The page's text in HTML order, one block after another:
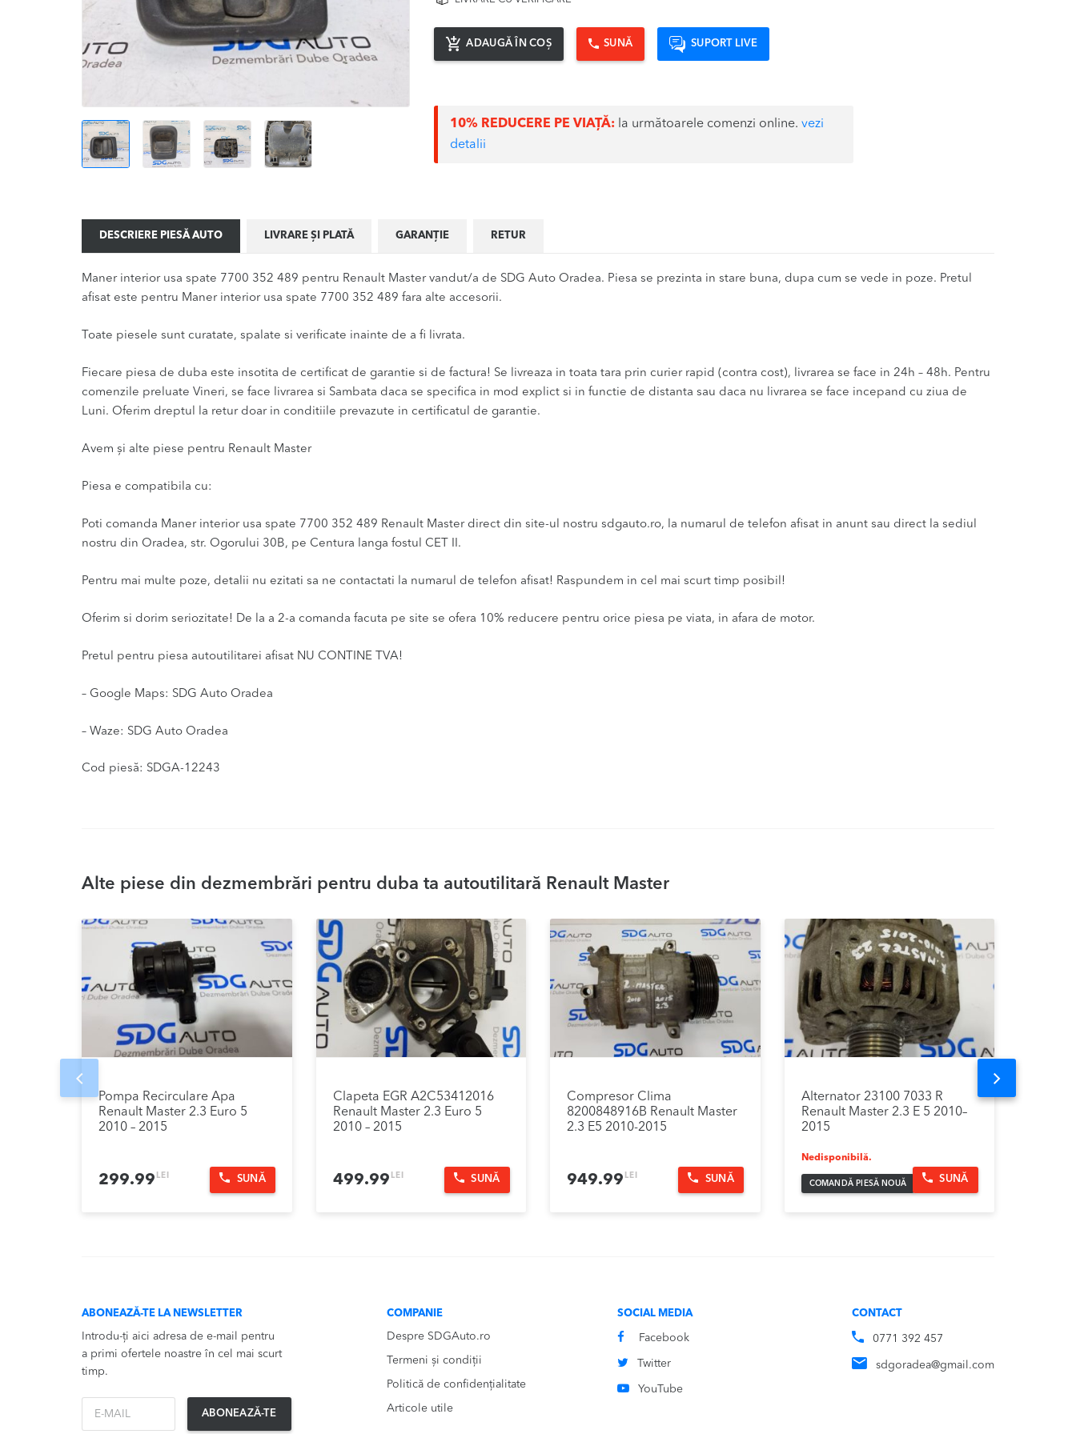
ADAUGĂ ÎN COȘ SUNĂ SUPORT LIVE
10% REDUCERE PE VIAȚĂ: la următoarele comenzi online.vezi
detalii
DESCRIERE PIESĂ AUTO LIVRARE ȘI PLATĂ GARANȚIE RETUR
Maner interior usa spate 7700 352 489 pentru Renault Master vandut/a de SDG Auto Oradea. Piesa se prezinta in stare buna, dupa cum se vede in poze. Pretul
afisat este pentru Maner interior usa spate 7700 352 489 fara alte accesorii.
Toate piesele sunt curatate, spalate si verificate inainte de a fi livrata.
Fiecare piesa de duba este insotita de certificat de garantie si de factura! Se livreaza in toata tara prin curier rapid (contra cost), livrarea se face in 24h – 48h. Pentru
comenzile preluate Vineri, se face livrarea si Sambata daca se specifica in mod explict si in functie de distanta sau daca nu livrarea se face incepand cu ziua de
Luni. Oferim dreptul la retur doar in conditiile prevazute in certificatul de garantie.
Avem și alte piese pentru Renault Master
Piesa e compatibila cu:
Poti comanda Maner interior usa spate 7700 352 489 Renault Master direct din site-ul nostru sdgauto.ro, la numarul de telefon afisat in anunt sau direct la sediul
nostru din Oradea, str. Ogorului 30B, pe Centura langa fostul CET II.
Pentru mai multe poze, detalii nu ezitati sa ne contactati la numarul de telefon afisat! Raspundem in cel mai scurt timp posibil!
Oferim si dorim seriozitate! De la a 2-a comanda facuta pe site se ofera 10% reducere pentru orice piesa pe viata, in afara de motor.
Pretul pentru piesa autoutilitarei afisat NU CONTINE TVA!
– Google Maps: SDG Auto Oradea
– Waze: SDG Auto Oradea
Cod piesă: SDGA-12243
Alte piese din dezmembrări pentru duba ta autoutilitară Renault Master
Pompa Recirculare Apa
Renault Master 2.3 Euro 5
2010 – 2015
299.99 LEI SUNĂ
Clapeta EGR A2C53412016
Renault Master 2.3 Euro 5
2010 – 2015
499.99 LEI SUNĂ
Compresor Clima
8200848916B Renault Master
2.3 E5 2010-2015
949.99 LEI SUNĂ
Alternator 23100 7033 R
Renault Master 2.3 E 5 2010–
2015
Nedisponibilă.
COMANDĂ PIESĂ NOUĂ SUNĂ
Prev Next
ABONEAZĂ-TE LA NEWSLETTER
Introdu-ți aici adresa de e-mail pentru
a primi ofertele noastre în cel mai scurt
timp.
ABONEAZĂ-TE
COMPANIE
Despre SDGAuto.ro
Termeni și condiții
Politică de confidențialitate
Articole utile
SOCIAL MEDIA
Facebook
Twitter
YouTube
CONTACT
0771 392 457
sdgoradea@gmail.com